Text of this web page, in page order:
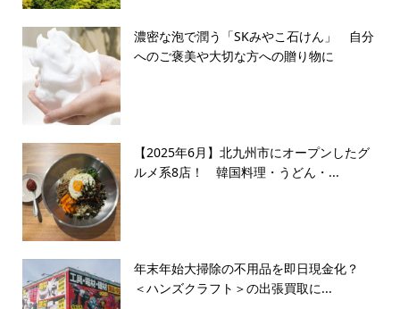
濃密な泡で潤う「SKみやこ石けん」 自分
へのご褒美や大切な方への贈り物に
【2025年6月】北九州市にオープンしたグ
ルメ系8店！ 韓国料理・うどん・...
年末年始大掃除の不用品を即日現金化？
＜ハンズクラフト＞の出張買取に...